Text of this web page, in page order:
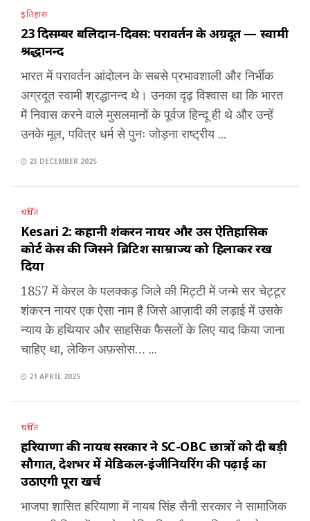
इतिहास
23 दिसम्बर बलिदान-दिवस: परावर्तन के अग्रदूत — स्वामी
श्रद्धानन्द
भारत में परावर्तन आंदोलन के सबसे प्रभावशाली और निर्भीक
अग्रदूत स्वामी श्रद्धानन्द थे। उनका दृढ़ विश्वास था कि भारत
में निवास करने वाले मुसलमानों के पूर्वज हिन्दू ही थे और उन्हें
उनके मूल, पवित्र धर्म से पुनः जोड़ना राष्ट्रीय ...
23 DECEMBER 2025
चर्चित
Kesari 2: कहानी शंकरन नायर और उस ऐतिहासिक
कोर्ट केस की जिसने ब्रिटिश साम्राज्य को हिलाकर रख
दिया
1857 में केरल के पलक्कड़ जिले की मिट्टी में जन्मे सर चेट्टूर
शंकरन नायर एक ऐसा नाम है जिसे आज़ादी की लड़ाई में उसके
न्याय के हथियार और साहसिक फैसलों के लिए याद किया जाना
चाहिए था, लेकिन अफ़सोस… ...
21 APRIL 2025
चर्चित
हरियाणा की नायब सरकार ने SC-OBC छात्रों को दी बड़ी
सौगात, देशभर में मेडिकल-इंजीनियरिंग की पढ़ाई का
उठाएगी पूरा खर्च
भाजपा शासित हरियाणा में नायब सिंह सैनी सरकार ने सामाजिक